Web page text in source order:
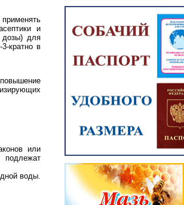
и
дозы) для
кратно в
или
подлежат
воды.